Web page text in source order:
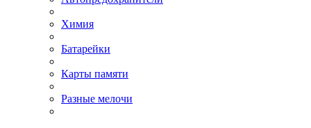
Химия
Батарейки
Карты памяти
Разные мелочи